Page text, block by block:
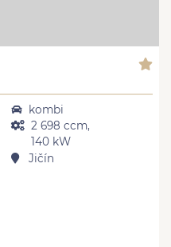
kombi
2 698 ccm,
140 kW
Jičín